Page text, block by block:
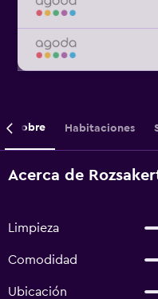
Sobre Habitaciones
Acerca de
Limpieza
Comodidad
Ubicación